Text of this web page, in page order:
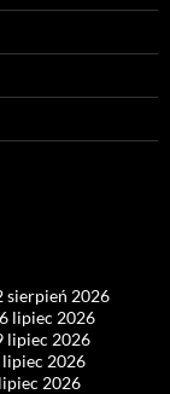
sierpień 2026
lipiec 2026
lipiec 2026
lipiec 2026
2026